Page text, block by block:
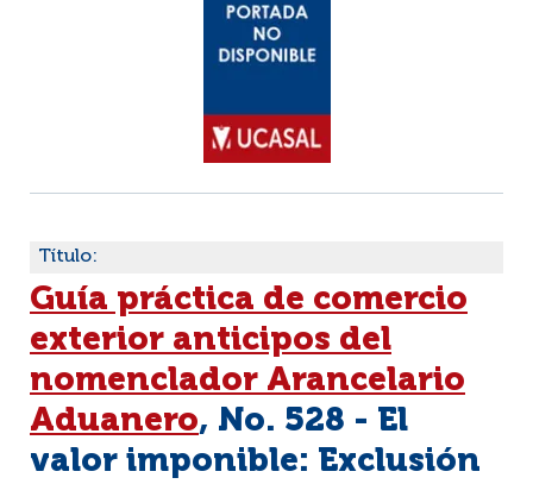
Título:
Guía práctica de comercio
exterior anticipos del
nomenclador Arancelario
Aduanero, No. 528 - El
valor imponible: Exclusión